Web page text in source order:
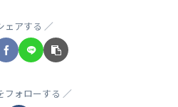
ェアする
フォローする